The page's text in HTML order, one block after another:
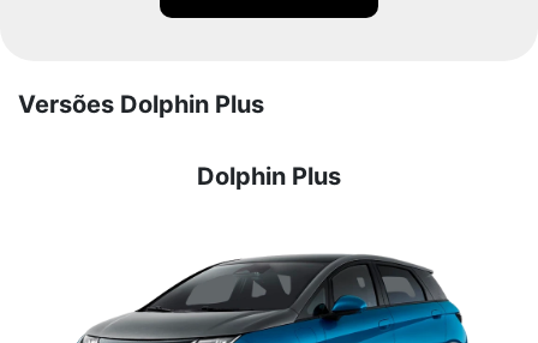
Versões Dolphin Plus
Dolphin Plus